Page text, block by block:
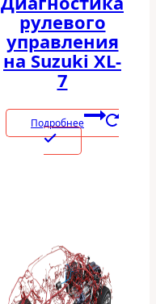
рулевого
управления
на Suzuki XL-
7
Подробнее